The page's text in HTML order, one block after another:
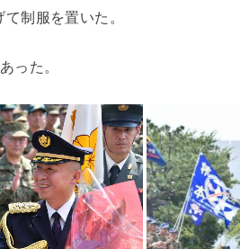
制服を置いた。
った。